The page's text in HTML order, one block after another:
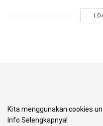
Kita menggunakan cookies
Info Selengkapnya!